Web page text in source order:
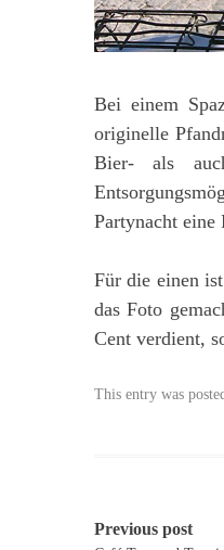
Bei einem
originelle
Bier- als
Partynacht eine
Für die einen
das Foto
Cent verdient,
This entry was
Post
Previous post